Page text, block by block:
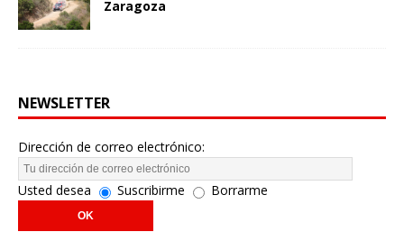
Zaragoza
NEWSLETTER
Dirección de correo electrónico:
Usted desea Suscribirme Borrarme